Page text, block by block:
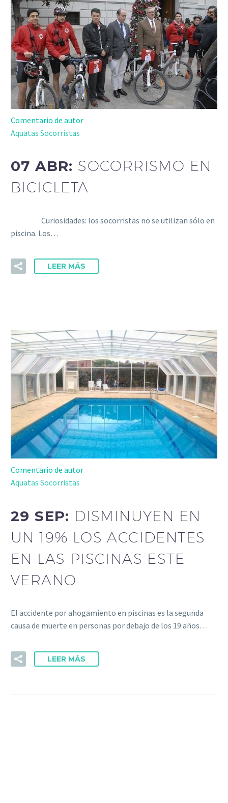
Comentario de autor
Aquatas Socorristas
07 ABR: SOCORRISMO EN
BICICLETA
Curiosidades: los socorristas no se utilizan sólo en
piscina. Los…
LEER MÁS
Comentario de autor
Aquatas Socorristas
29 SEP: DISMINUYEN EN
UN 19% LOS ACCIDENTES
EN LAS PISCINAS ESTE
VERANO
El accidente por ahogamiento en piscinas es la segunda
causa de muerte en personas por debajo de los 19 años…
LEER MÁS